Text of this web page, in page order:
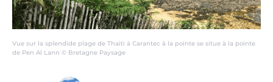
Vue sur la splendide plage de Thaiti à Carantec à la pointe se situe à la pointe
de Pen Al Lann © Bretagne Paysage